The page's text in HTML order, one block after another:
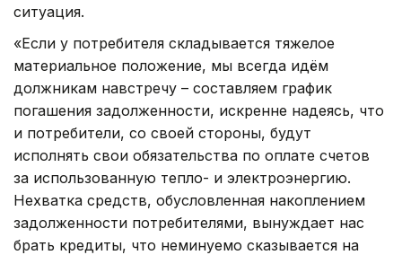
ситуация.
«Если у потребителя складывается тяжелое
материальное положение, мы всегда идём
должникам навстречу – составляем график
погашения задолженности, искренне надеясь, что
и потребители, со своей стороны, будут
исполнять свои обязательства по оплате счетов
за использованную тепло- и электроэнергию.
Нехватка средств, обусловленная накоплением
задолженности потребителями, вынуждает нас
брать кредиты, что неминуемо сказывается на